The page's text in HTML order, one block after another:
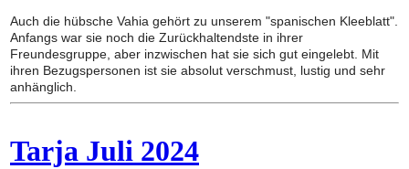
Auch die hübsche Vahia gehört zu unserem "spanischen Kleeblatt".
Anfangs war sie noch die Zurückhaltendste in ihrer
Freundesgruppe, aber inzwischen hat sie sich gut eingelebt. Mit
ihren Bezugspersonen ist sie absolut verschmust, lustig und sehr
anhänglich.
Tarja Juli 2024